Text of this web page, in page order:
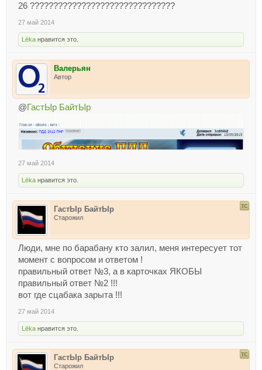
26 ???????????????????????????????
27 май 2014
Lёka нравится это.
Валерьян
Автор
@ГастЫр БайтЫр
27 май 2014
Lёka нравится это.
ГастЫр БайтЫр
Старожил
Люди, мне по барабану кто залил, меня интересует тот
момент с вопросом и ответом !
правильный ответ №3, а в карточках ЯКОБЫ
правильный ответ №2 !!!
вот где сцабака зарыта !!!
27 май 2014
Lёka нравится это.
ГастЫр БайтЫр
Старожил